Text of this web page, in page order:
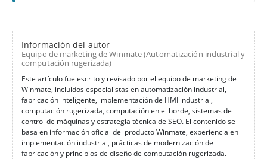
Información del autor
Equipo de marketing de Winmate (Automatización industrial y
computación rugerizada)
Este artículo fue escrito y revisado por el equipo de marketing de
Winmate, incluidos especialistas en automatización industrial,
fabricación inteligente, implementación de HMI industrial,
computación rugerizada, computación en el borde, sistemas de
control de máquinas y estrategia técnica de SEO. El contenido se
basa en información oficial del producto Winmate, experiencia en
implementación industrial, prácticas de modernización de
fabricación y principios de diseño de computación rugerizada.